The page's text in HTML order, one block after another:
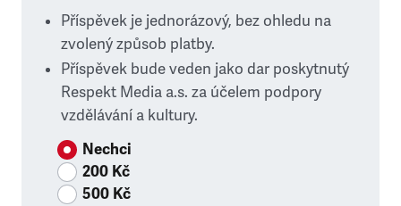
Příspěvek je jednorázový, bez ohledu na
zvolený způsob platby.
Příspěvek bude veden jako dar poskytnutý
Respekt Media a.s. za účelem podpory
vzdělávání a kultury.
Nechci
200 Kč
500 Kč